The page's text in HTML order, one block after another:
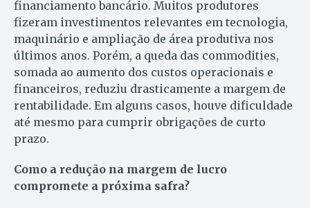
financiamento bancário. Muitos produtores
fizeram investimentos relevantes em tecnologia,
maquinário e ampliação de área produtiva nos
últimos anos. Porém, a queda das commodities,
somada ao aumento dos custos operacionais e
financeiros, reduziu drasticamente a margem de
rentabilidade. Em alguns casos, houve dificuldade
até mesmo para cumprir obrigações de curto
prazo.
Como a redução na margem de lucro
compromete a próxima safra?